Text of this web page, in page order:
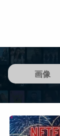
画像